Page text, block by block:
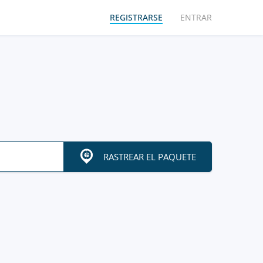
REGISTRARSE ENTRAR
RASTREAR EL PAQUETE